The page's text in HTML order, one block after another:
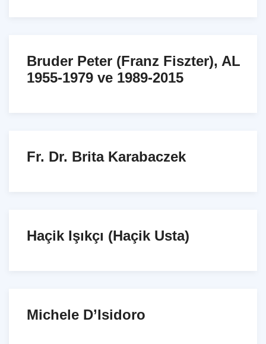
Bruder Peter (Franz Fiszter), AL
1955-1979 ve 1989-2015
Fr. Dr. Brita Karabaczek
Haçik Işıkçı (Haçik Usta)
Michele D’Isidoro